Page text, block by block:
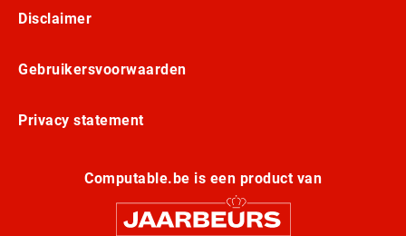
Disclaimer
Gebruikersvoorwaarden
Privacy statement
Computable.be is een product van